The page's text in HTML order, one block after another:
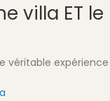
villa ET
véritable